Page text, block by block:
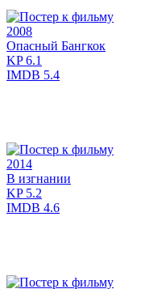
2008
Опасный Бангкок
KP6.1
IMDB 5.4
2014
В изгнании
KP5.2
IMDB 4.6